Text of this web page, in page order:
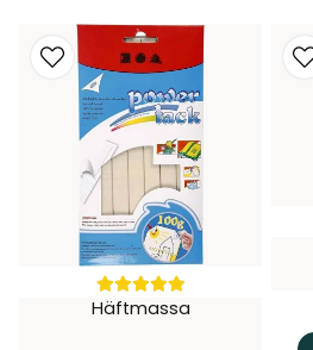
Häftmassa